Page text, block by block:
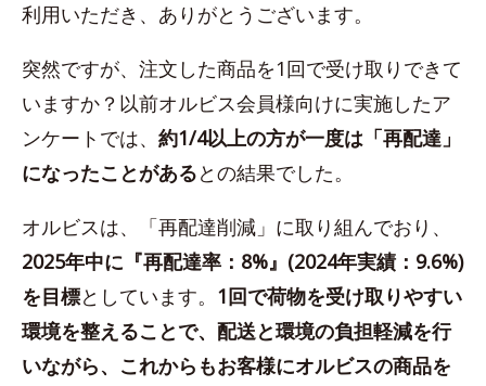
利用いただき、ありがとうございます。
突然ですが、注文した商品を1回で受け取りできて
いますか？以前オルビス会員様向けに実施したア
ンケートでは、 約1/4以上の方が一度は「再配達」
になったことがあるとの結果でした。
オルビスは、「再配達削減」に取り組んでおり、
2025年中に『再配達率：8%』(2024年実績：9.6%)
を目標としています。 1回で荷物を受け取りやすい
環境を整えることで、配送と環境の負担軽減を行
いながら、これからもお客様にオルビスの商品を